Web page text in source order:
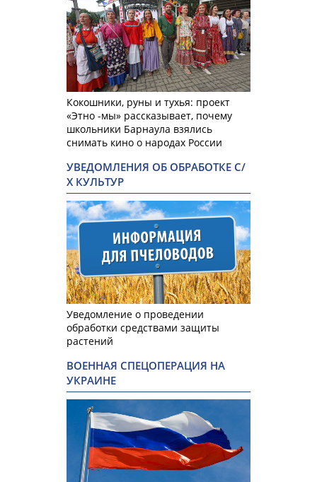
Кокошники, руны и тухья: проект
«Этно -мы» рассказывает, почему
школьники Барнаула взялись
снимать кино о народах России
УВЕДОМЛЕНИЯ ОБ ОБРАБОТКЕ С/
Х КУЛЬТУР
Уведомление о проведении
обработки средствами защиты
растений
ВОЕННАЯ СПЕЦОПЕРАЦИЯ НА
УКРАИНЕ